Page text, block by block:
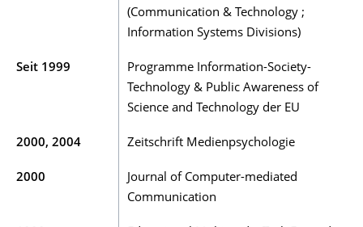
(Communication & Technology ;
Information Systems Divisions)
Seit 1999
Programme Information-Society-
Technology & Public Awareness of
Science and Technology der EU
2000, 2004 Zeitschrift Medienpsychologie
2000
Journal of Computer-mediated
Communication